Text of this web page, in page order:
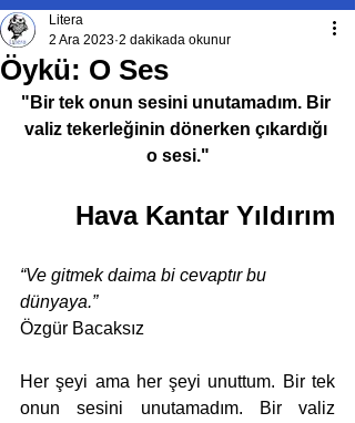
Öykü: O Ses
Litera
2 Ara 2023 2 dakikada okunur
"Bir tek onun sesini unutamadım. Bir
valiz tekerleğinin dönerken çıkardığı
o sesi."
Hava Kantar Yıldırım
“Ve gitmek daima bi cevaptır bu
dünyaya.”
Özgür Bacaksız
Her şeyi ama her şeyi unuttum. Bir tek
onun sesini unutamadım. Bir valiz